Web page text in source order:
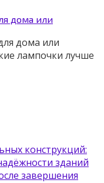
дома или
дома или
лампочки лучше
конструкций:
зданий
завершения